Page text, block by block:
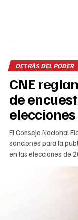
DETRÁS DEL PODER
CNE
de
El Consejo Nacional
sanciones para la
en las elecciones de